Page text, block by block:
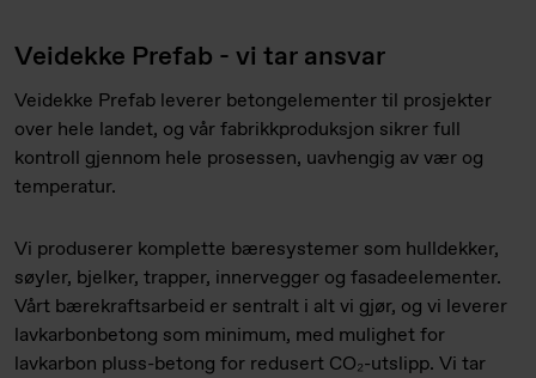
Veidekke Prefab - vi tar ansvar
Veidekke Prefab leverer betongelementer til prosjekter
over hele landet, og vår fabrikkproduksjon sikrer full
kontroll gjennom hele prosessen, uavhengig av vær og
temperatur.
Vi produserer komplette bæresystemer som hulldekker,
søyler, bjelker, trapper, innervegger og fasadeelementer.
Vårt bærekraftsarbeid er sentralt i alt vi gjør, og vi leverer
lavkarbonbetong som minimum, med mulighet for
lavkarbon pluss-betong for redusert CO₂-utslipp. Vi tar